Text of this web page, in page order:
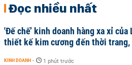
Đọc nhiều nhất
'Đế chế’ kinh doanh hàng xa xỉ của
thiết kế kim cương đến thời trang,
KINH DOANH - 1 phút trước